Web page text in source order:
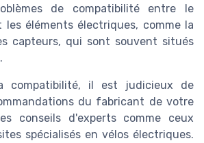
de compatibilité entre le
les éléments électriques, comme la
capteurs, qui sont souvent situés
compatibilité, il est judicieux de
du fabricant de votre
conseils d'experts comme ceux
spécialisés en vélos électriques.